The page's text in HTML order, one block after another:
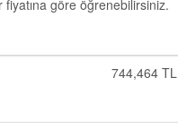
göre öğrenebilirsiniz.
744,464 TL